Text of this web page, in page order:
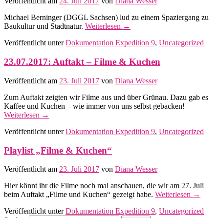
Michael Berninger (DGGL Sachsen) lud zu einem Spaziergang zu
Baukultur und Stadtnatur. Weiterlesen →
Veröffentlicht unter Dokumentation Expedition 9, Uncategorized
23.07.2017: Auftakt – Filme & Kuchen
Veröffentlicht am 23. Juli 2017 von Diana Wesser
Zum Auftakt zeigten wir Filme aus und über Grünau. Dazu gab es
Kaffee und Kuchen – wie immer von uns selbst gebacken!
Weiterlesen →
Veröffentlicht unter Dokumentation Expedition 9, Uncategorized
Playlist „Filme & Kuchen“
Veröffentlicht am 23. Juli 2017 von Diana Wesser
Hier könnt ihr die Filme noch mal anschauen, die wir am 27. Juli
beim Auftakt „Filme und Kuchen“ gezeigt habe. Weiterlesen →
Veröffentlicht unter Dokumentation Expedition 9, Uncategorized